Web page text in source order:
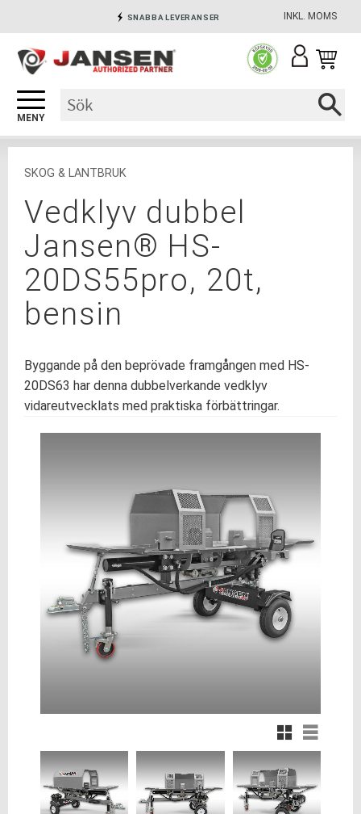
Meny
INKL. MOMS
SNABBA LEVERANSER
SÄKRA BETALNINGAR
SKOG & LANTBRUK
Vedklyv dubbel
Jansen® HS-
20DS55pro, 20t,
bensin
Byggande på den beprövade framgången med HS-
20DS63 har denna dubbelverkande vedklyv
vidareutvecklats med praktiska förbättringar.
Rutnätsvy
Listvy